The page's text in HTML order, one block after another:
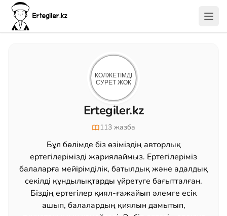
Ertegiler.kz
113 жазба
Бұл бөлімде біз өзіміздің авторлық
ертегілерімізді жариялаймыз. Ертегілеріміз
балаларға мейірімділік, батылдық және адалдық
секілді құндылықтарды үйретуге бағытталған.
Біздің ертегілер қиял-ғажайып әлемге есік
ашып, балалардың қиялын дамытып,